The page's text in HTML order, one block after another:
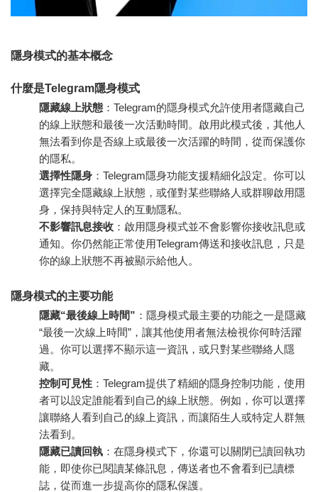
隱身模式的基本概念
什麼是Telegram隱身模式
隱藏線上狀態 ：Telegram的隱身模式允許使用者隱藏自己
的線上狀態和最後一次活動時間。啟用此模式後，其他人
無法看到你是否線上或最後一次活躍的時間，從而保護你
的隱私。
選擇性隱身 ：Telegram隱身功能支援精細化設定。你可以
選擇完全隱藏線上狀態，或僅對某些聯絡人或群聊啟用隱
身，保持與特定人的互動隱私。
不影響訊息接收 ：啟用隱身模式並不會影響你接收訊息或
通知。你仍然能正常使用Telegram傳送和接收訊息，只是
你的線上狀態不再被顯示給他人。
隱身模式的主要功能
隱藏“最後線上時間” ：隱身模式最主要的功能之一是隱藏
“最後一次線上時間”，讓其他使用者無法檢視你何時活躍
過。你可以選擇不顯示這一資訊，或只對某些聯絡人隱
藏。
控制可見性 ：Telegram提供了精細的隱身控制功能，使用
者可以設定誰能看到自己的線上狀態。例如，你可以選擇
讓聯絡人看到自己的線上資訊，而讓陌生人或特定人群無
法看到。
隱藏已讀回執 ：在隱身模式下，你還可以關閉已讀回執功
能，即使你已閱讀某條訊息，傳送者也不會看到已讀標
誌，從而進一步提高你的隱私保護。